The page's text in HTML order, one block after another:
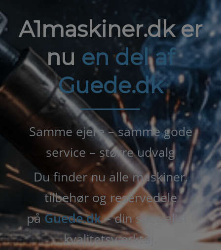
A1maskiner.dk er
nu en del af
Guede.dk
Samme ejere – samme gode
service – større udvalg
Du finder nu alle maskiner,
tilbehør og reservedele
påGuede.dk– din specialist i
kvalitetsværktøj.